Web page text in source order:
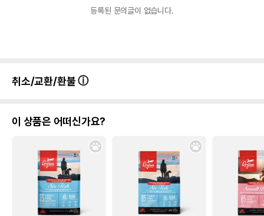
등록된 문의글이 없습니다.
취소/교환/환불
이 상품은 어떠신가요?